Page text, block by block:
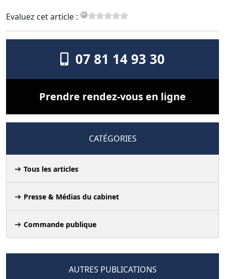
Evaluez cet article :
07 81 14 93 30
Prendre rendez-vous en ligne
CATÉGORIES
Tous les articles
Presse & Médias du cabinet
Commande publique
AUTRES PUBLICATIONS